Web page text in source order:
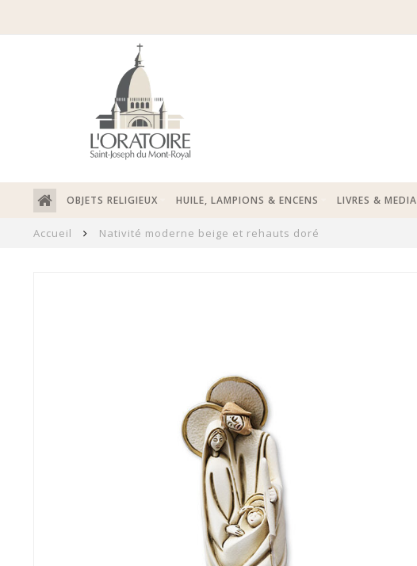
OBJETS RELIGIEUX HUILE, LAMPIONS & ENCENS LIVRES & MEDIA
Accueil Nativité moderne beige et rehauts doré